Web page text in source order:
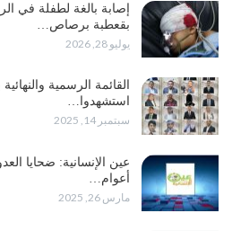
إصابة بالغة لطفلة في
بقعطبة برصاص…
يوليو 28, 2026
القائمة الرسمية
استشهدوا…
سبتمبر 14, 2025
أعوام…
مارس 26, 2025